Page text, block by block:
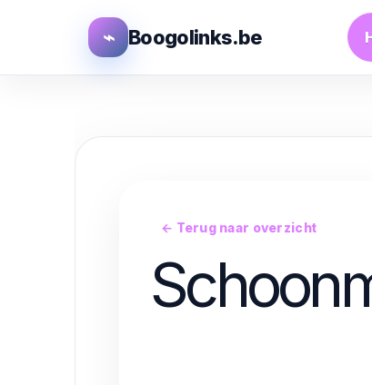
⌁ Boogolinks.be
← Terug naar overzicht